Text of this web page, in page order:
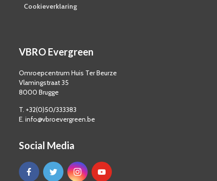
Cookieverklaring
VBRO Evergreen
Omroepcentrum Huis Ter Beurze
Vlamingstraat 35
8000 Brugge
T. +32(0)50/333383
E. info@vbroevergreen.be
Social Media